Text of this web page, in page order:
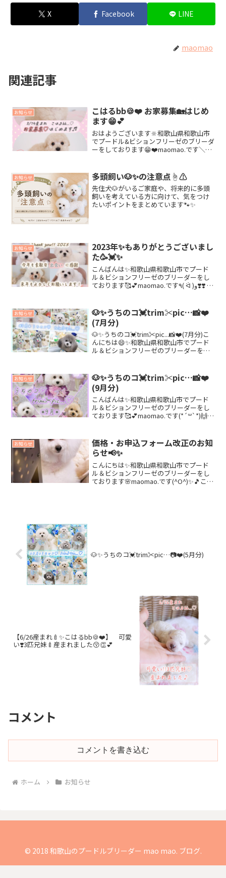
X Facebook LINE
maomao
関連記事
お知らせ
こはるbb🍪❤️ お家募集🏡はじめ
ます😁💕
おはようございます🔆和歌山県和歌山市
でプードル&ビションフリーゼのブリーダ
ーをしております😁❤️maomao.です＼
様🏡の募集をはじめたいと思いま...
お知らせ 多頭飼い🐶✨の注意点☝️⚠️
先住犬🐶がいるご家庭や、将来的に多頭
飼いを考えている方に向けて、気をつけ
たいポイントをまとめています🐾✨
お知らせ
2023年✨もありがとうございまし
た🥳💓✨
こんばんは✨和歌山県和歌山市でプード
ル＆ビションフリーゼのブリーダーをし
ております🥰💕maomao.です٩( ᐛ )و❣️❣️ ク
で終わりです😂...💦💦年末tri...
お知らせ
🐶✨うちのコ💓trim✂︎pic…📸❤️
(7月分)
🐶✨うちのコ💓trim✂︎pic...📸❤️(7月分)こ
んにちは😄✨和歌山県和歌山市でプード
ル＆ビションフリーゼのブリーダーをし
ォトブース改装📸...
お知らせ
🐶✨うちのコ💓trim✂︎pic…📸❤️
(9月分)
こんばんは✨和歌山県和歌山市でプード
ル＆ビションフリーゼのブリーダーをし
ております🥰💕maomao.です(*´꒳`*)🙌❣️
るものの...💦やっぱり怖いですね〜😰...
お知らせ
価格・お申込フォーム改正のお知
らせ📢✨
こんにちは✨和歌山県和歌山市でプード
ル＆ビションフリーゼのブリーダーをし
ております🌸maomao.です(^O^)✨🎵この
🐶✨うちのコ💓trim✂︎pic…📷❤️(5月分)
【6/26産まれ🍼✨こはるbb🍪❤️】 可愛
い❣️3匹兄妹🍼産まれました😚👏💕
コメント
コメントを書き込む
ホーム お知らせ
© 2018 和歌山のプードルブリーダー mao mao. ブログ.